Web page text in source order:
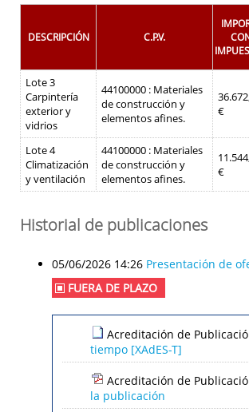
DESCRIPCIÓN C.P.V.
Lote 3
Carpintería
exterior y
vidrios
44100000 : Materiales
de construcción y
elementos afines.
€
Lote 4
Climatización
y ventilación
44100000 : Materiales
de construcción y
elementos afines.
€
Historial de publicaciones
05/06/2026 14:26 Presentación de
FUERA DE PLAZO
Acreditación de
tiempo [XAdES-T]
Acreditación de
la publicación